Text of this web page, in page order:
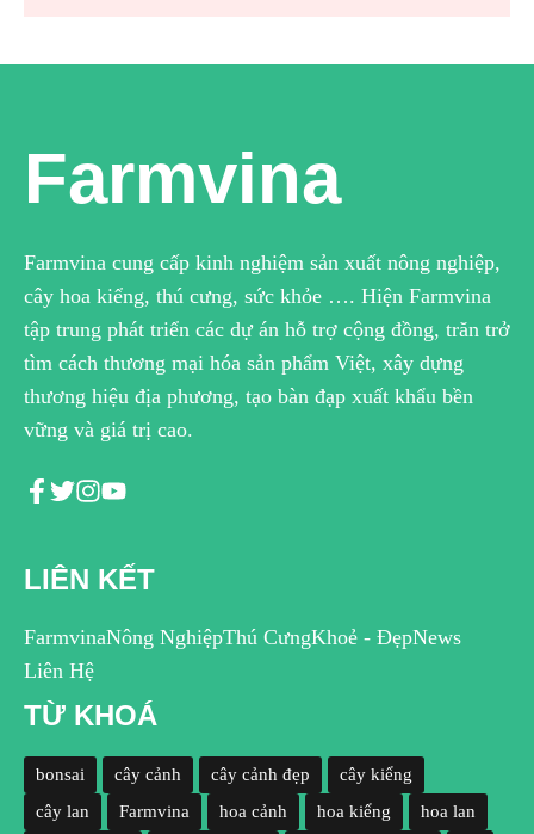
Farmvina
Farmvina cung cấp kinh nghiệm sản xuất nông nghiệp,
cây hoa kiểng, thú cưng, sức khỏe …. Hiện Farmvina
tập trung phát triển các dự án hỗ trợ cộng đồng, trăn trở
tìm cách thương mại hóa sản phẩm Việt, xây dựng
thương hiệu địa phương, tạo bàn đạp xuất khẩu bền
vững và giá trị cao.
LIÊN KẾT
FarmvinaNông NghiệpThú CưngKhoẻ - ĐẹpNews
Liên Hệ
TỪ KHOÁ
bonsai cây cảnh cây cảnh đẹp
cây kiểng
cây lan
Farmvina hoa cảnh hoa kiểng hoa lan